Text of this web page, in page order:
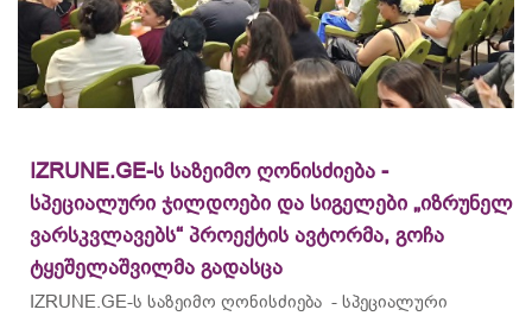
IZRUNE.GE-ს საზეიმო ღონისძიება -
სპეციალური ჯილდოები და სიგელები „იზრუნელ
ვარსკვლავებს“ პროექტის ავტორმა, გოჩა
ტყეშელაშვილმა გადასცა
IZRUNE.GE-ს საზეიმო ღონისძიება - სპეციალური